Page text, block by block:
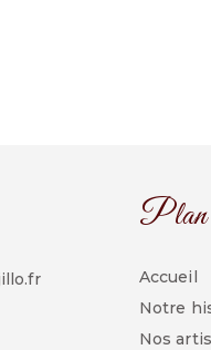
Plan
Accueil
Notre
Nos